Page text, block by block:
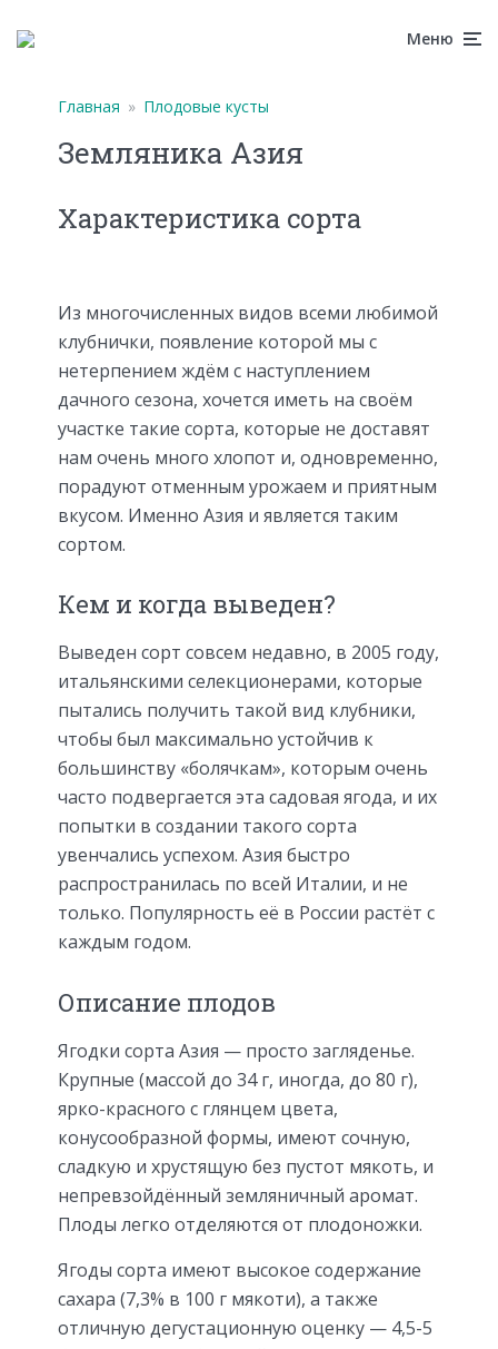
Меню
Главная » Плодовые кусты
Земляника Азия
Характеристика сорта
Из многочисленных видов всеми любимой
клубнички, появление которой мы с
нетерпением ждём с наступлением
дачного сезона, хочется иметь на своём
участке такие сорта, которые не доставят
нам очень много хлопот и, одновременно,
порадуют отменным урожаем и приятным
вкусом. Именно Азия и является таким
сортом.
Кем и когда выведен?
Выведен сорт совсем недавно, в 2005 году,
итальянскими селекционерами, которые
пытались получить такой вид клубники,
чтобы был максимально устойчив к
большинству «болячкам», которым очень
часто подвергается эта садовая ягода, и их
попытки в создании такого сорта
увенчались успехом. Азия быстро
распространилась по всей Италии, и не
только. Популярность её в России растёт с
каждым годом.
Описание плодов
Ягодки сорта Азия — просто загляденье.
Крупные (массой до 34 г, иногда, до 80 г),
ярко-красного с глянцем цвета,
конусообразной формы, имеют сочную,
сладкую и хрустящую без пустот мякоть, и
непревзойдённый земляничный аромат.
Плоды легко отделяются от плодоножки.
Ягоды сорта имеют высокое содержание
сахара (7,3% в 100 г мякоти), а также
отличную дегустационную оценку — 4,5-5